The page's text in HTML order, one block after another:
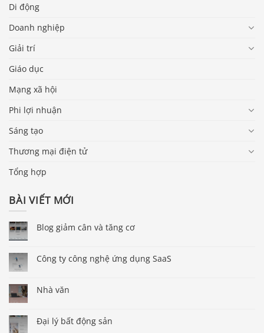
Di động
Doanh nghiệp
Giải trí
Giáo dục
Mạng xã hội
Phi lợi nhuận
Sáng tạo
Thương mại điện tử
Tổng hợp
BÀI VIẾT MỚI
Blog giảm cân và tăng cơ
Công ty công nghệ ứng dụng SaaS
Nhà văn
Đại lý bất động sản